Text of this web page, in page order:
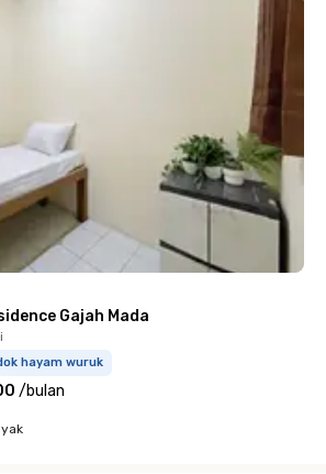
Gajah Mada
hayam wuruk
/bulan